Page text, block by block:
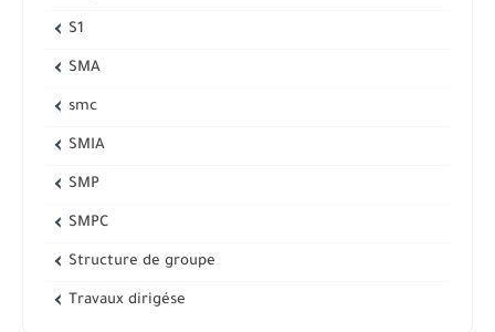
S1
SMA
smc
SMIA
SMP
SMPC
Structure de groupe
Travaux dirigése